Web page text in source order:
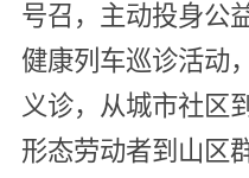
号召，主动投身公
健康列车巡诊活动
义诊，从城市社区
形态劳动者到山区